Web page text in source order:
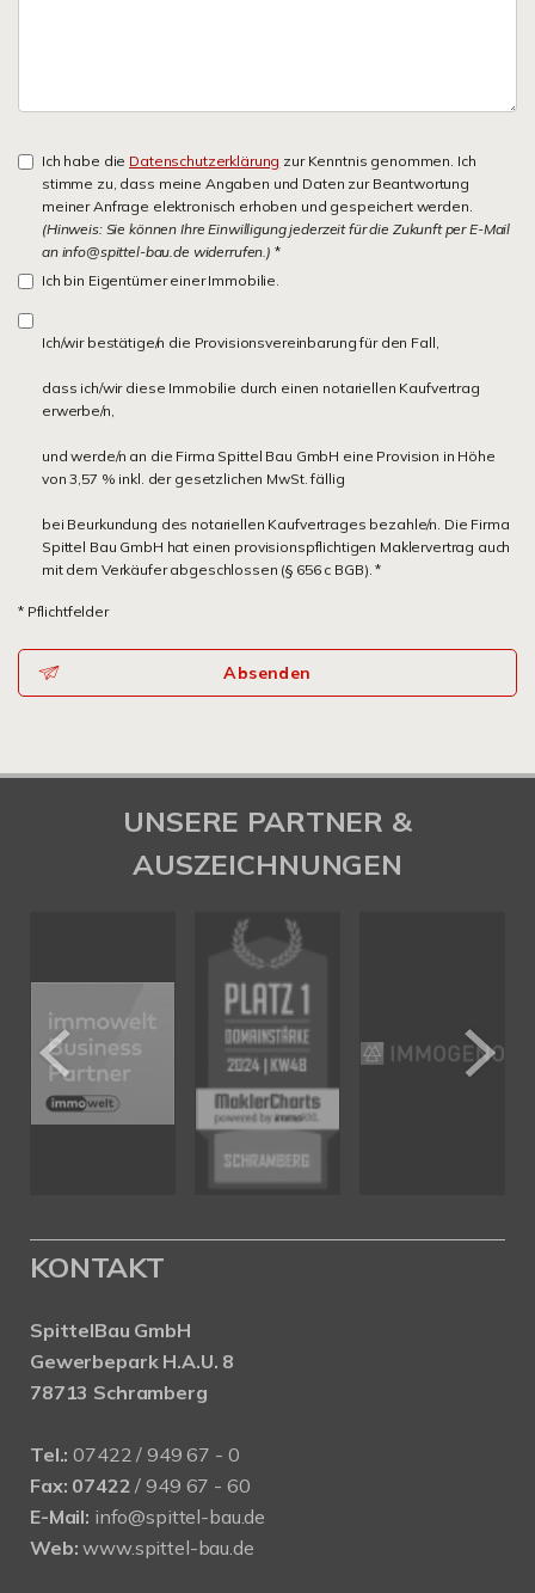
Ich habe die Datenschutzerklärung zur Kenntnis genommen. Ich
stimme zu, dass meine Angaben und Daten zur Beantwortung
meiner Anfrage elektronisch erhoben und gespeichert werden.
(Hinweis: Sie können Ihre Einwilligung jederzeit für die Zukunft per E-Mail
an info@spittel-bau.de widerrufen.) *
Ich bin Eigentümer einer Immobilie.
Ich/wir bestätige/n die Provisionsvereinbarung für den Fall,
dass ich/wir diese Immobilie durch einen notariellen Kaufvertrag
erwerbe/n,
und werde/n an die Firma Spittel Bau GmbH eine Provision in Höhe
von 3,57 % inkl. der gesetzlichen MwSt. fällig
bei Beurkundung des notariellen Kaufvertrages bezahle/n. Die Firma
Spittel Bau GmbH hat einen provisionspflichtigen Maklervertrag auch
mit dem Verkäufer abgeschlossen (§ 656 c BGB). *
* Pflichtfelder
Absenden
UNSERE PARTNER &
AUSZEICHNUNGEN
KONTAKT
SpittelBau GmbH
Gewerbepark H.A.U. 8
78713 Schramberg
Tel.: 07422 / 949 67 - 0
Fax: 07422 / 949 67 - 60
E-Mail: info@spittel-bau.de
Web: www.spittel-bau.de